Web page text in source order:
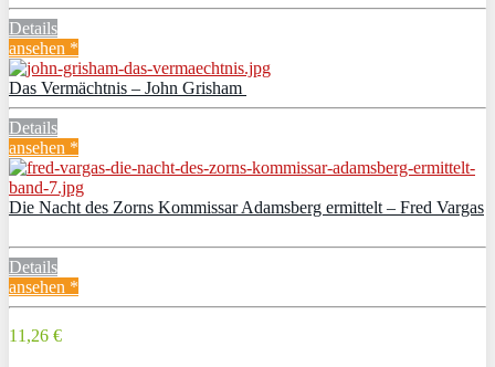
Details
ansehen *
Das Vermächtnis – John Grisham
Details
ansehen *
Die Nacht des Zorns Kommissar Adamsberg ermittelt – Fred Vargas
Details
ansehen *
11,26 €